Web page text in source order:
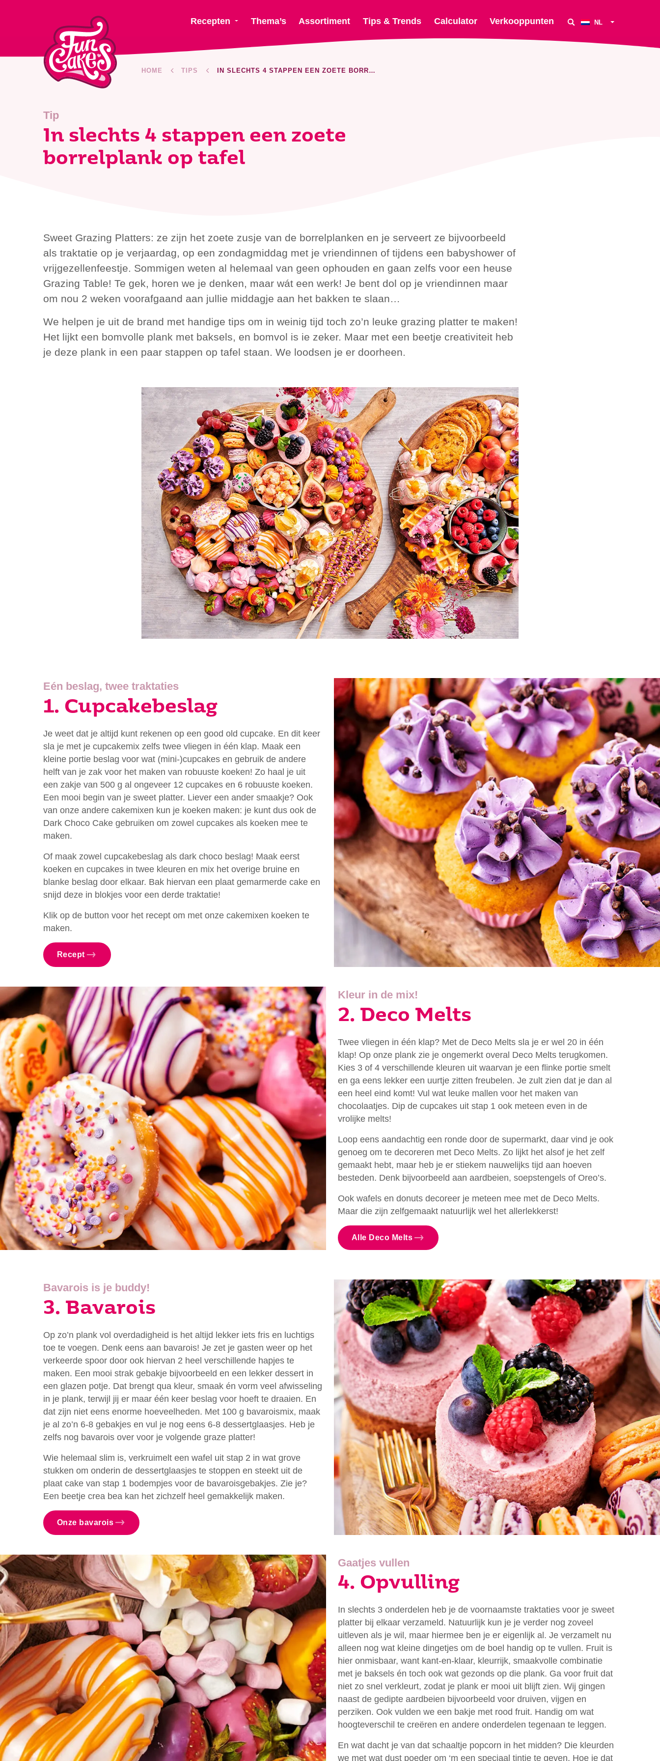
Recepten Thema’s Assortiment Tips & Trends Calculator Verkooppunten NL
Waar ben je naar op zoek?
Zoeken
HOME TIPS IN SLECHTS 4 STAPPEN EEN ZOETE BORRELPLANK OP TAFEL
Tip
In slechts 4 stappen een zoete
borrelplank op tafel
Sweet Grazing Platters: ze zijn het zoete zusje van de borrelplanken en je serveert ze bijvoorbeeld
als traktatie op je verjaardag, op een zondagmiddag met je vriendinnen of tijdens een babyshower of
vrijgezellenfeestje. Sommigen weten al helemaal van geen ophouden en gaan zelfs voor een heuse
Grazing Table! Te gek, horen we je denken, maar wát een werk! Je bent dol op je vriendinnen maar
om nou 2 weken voorafgaand aan jullie middagje aan het bakken te slaan…
We helpen je uit de brand met handige tips om in weinig tijd toch zo’n leuke grazing platter te maken!
Het lijkt een bomvolle plank met baksels, en bomvol is ie zeker. Maar met een beetje creativiteit heb
je deze plank in een paar stappen op tafel staan. We loodsen je er doorheen.
Eén beslag, twee traktaties
1. Cupcakebeslag
Je weet dat je altijd kunt rekenen op een good old cupcake. En dit keer
sla je met je cupcakemix zelfs twee vliegen in één klap. Maak een
kleine portie beslag voor wat (mini-)cupcakes en gebruik de andere
helft van je zak voor het maken van robuuste koeken! Zo haal je uit
een zakje van 500 g al ongeveer 12 cupcakes en 6 robuuste koeken.
Een mooi begin van je sweet platter. Liever een ander smaakje? Ook
van onze andere cakemixen kun je koeken maken: je kunt dus ook de
Dark Choco Cake gebruiken om zowel cupcakes als koeken mee te
maken.
Of maak zowel cupcakebeslag als dark choco beslag! Maak eerst
koeken en cupcakes in twee kleuren en mix het overige bruine en
blanke beslag door elkaar. Bak hiervan een plaat gemarmerde cake en
snijd deze in blokjes voor een derde traktatie!
Klik op de button voor het recept om met onze cakemixen koeken te
maken.
Recept
Kleur in de mix!
2. Deco Melts
Twee vliegen in één klap? Met de Deco Melts sla je er wel 20 in één
klap! Op onze plank zie je ongemerkt overal Deco Melts terugkomen.
Kies 3 of 4 verschillende kleuren uit waarvan je een flinke portie smelt
en ga eens lekker een uurtje zitten freubelen. Je zult zien dat je dan al
een heel eind komt! Vul wat leuke mallen voor het maken van
chocolaatjes. Dip de cupcakes uit stap 1 ook meteen even in de
vrolijke melts!
Loop eens aandachtig een ronde door de supermarkt, daar vind je ook
genoeg om te decoreren met Deco Melts. Zo lijkt het alsof je het zelf
gemaakt hebt, maar heb je er stiekem nauwelijks tijd aan hoeven
besteden. Denk bijvoorbeeld aan aardbeien, soepstengels of Oreo’s.
Ook wafels en donuts decoreer je meteen mee met de Deco Melts.
Maar die zijn zelfgemaakt natuurlijk wel het allerlekkerst!
Alle Deco Melts
Bavarois is je buddy!
3. Bavarois
Op zo’n plank vol overdadigheid is het altijd lekker iets fris en luchtigs
toe te voegen. Denk eens aan bavarois! Je zet je gasten weer op het
verkeerde spoor door ook hiervan 2 heel verschillende hapjes te
maken. Een mooi strak gebakje bijvoorbeeld en een lekker dessert in
een glazen potje. Dat brengt qua kleur, smaak én vorm veel afwisseling
in je plank, terwijl jij er maar één keer beslag voor hoeft te draaien. En
dat zijn niet eens enorme hoeveelheden. Met 100 g bavaroismix, maak
je al zo’n 6-8 gebakjes en vul je nog eens 6-8 dessertglaasjes. Heb je
zelfs nog bavarois over voor je volgende graze platter!
Wie helemaal slim is, verkruimelt een wafel uit stap 2 in wat grove
stukken om onderin de dessertglaasjes te stoppen en steekt uit de
plaat cake van stap 1 bodempjes voor de bavaroisgebakjes. Zie je?
Een beetje crea bea kan het zichzelf heel gemakkelijk maken.
Onze bavarois
Gaatjes vullen
4. Opvulling
In slechts 3 onderdelen heb je de voornaamste traktaties voor je sweet
platter bij elkaar verzameld. Natuurlijk kun je je verder nog zoveel
uitleven als je wil, maar hiermee ben je er eigenlijk al. Je verzamelt nu
alleen nog wat kleine dingetjes om de boel handig op te vullen. Fruit is
hier onmisbaar, want kant-en-klaar, kleurrijk, smaakvolle combinatie
met je baksels én toch ook wat gezonds op die plank. Ga voor fruit dat
niet zo snel verkleurt, zodat je plank er mooi uit blijft zien. Wij gingen
naast de gedipte aardbeien bijvoorbeeld voor druiven, vijgen en
perziken. Ook vulden we een bakje met rood fruit. Handig om wat
hoogteverschil te creëren en andere onderdelen tegenaan te leggen.
En wat dacht je van dat schaaltje popcorn in het midden? Die kleurden
we met wat dust poeder om ‘m een speciaal tintje te geven. Hoe je dat